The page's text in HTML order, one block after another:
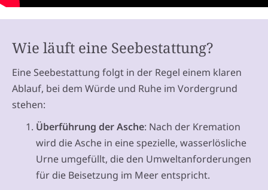
Wie läuft eine Seebestattung?
Eine Seebestattung folgt in der Regel einem klaren
Ablauf, bei dem Würde und Ruhe im Vordergrund
stehen:
Überführung der Asche: Nach der Kremation
wird die Asche in eine spezielle, wasserlösliche
Urne umgefüllt, die den Umweltanforderungen
für die Beisetzung im Meer entspricht.